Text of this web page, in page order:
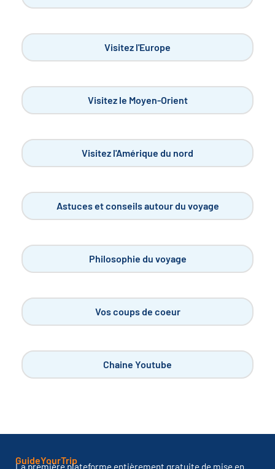
Visitez l'Europe
Visitez le Moyen-Orient
Visitez l'Amérique du nord
Astuces et conseils autour du voyage
Philosophie du voyage
Vos coups de coeur
Chaine Youtube
GuideYourTrip
La première plateforme entièrement gratuite de mise en